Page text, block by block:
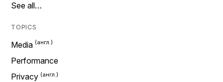
See all…
TOPICS
Media
Performance
Privacy